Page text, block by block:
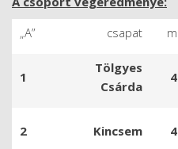
„A”
csapat m
1
Tölgyes
Csárda
4
2 Kincsem 4